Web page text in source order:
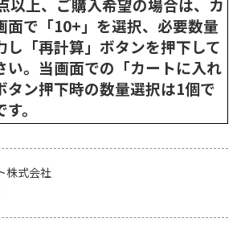
以上、ご購入希望の場合は、カ
面で「10+」を選択、必要数量
し「再計算」ボタンを押下して
い。当画面での「カートに入れ
タン押下時の数量選択は1個で
。
株式会社